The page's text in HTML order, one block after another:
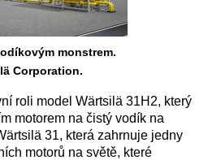
monstrem.
Corporation.
roli model Wärtsilä 31H2, který
motorem na čistý vodík na
31, která zahrnuje jedny
motorů na světě, které